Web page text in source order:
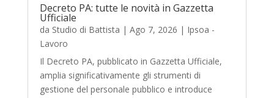
Decreto PA: tutte le novità in Gazzetta
Ufficiale
da Studio di Battista | Ago 7, 2026 | Ipsoa -
Lavoro
Il Decreto PA, pubblicato in Gazzetta Ufficiale,
amplia significativamente gli strumenti di
gestione del personale pubblico e introduce